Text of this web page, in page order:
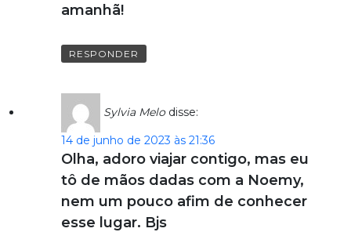
amanhã!
RESPONDER
Sylvia Melo disse:
14 de junho de 2023 às 21:36
Olha, adoro viajar contigo, mas eu
tô de mãos dadas com a Noemy,
nem um pouco afim de conhecer
esse lugar. Bjs